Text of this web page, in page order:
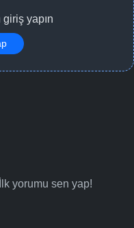
yapın
yorumu sen yap!